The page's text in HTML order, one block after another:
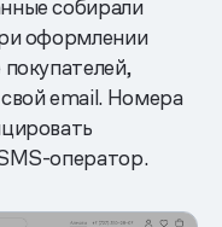
собирали
оформлении
email. Номера
оператор.